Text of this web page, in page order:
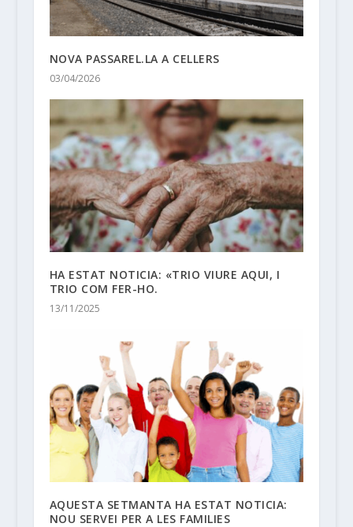
NOVA PASSAREL.LA A CELLERS
03/04/2026
HA ESTAT NOTICIA: «TRIO VIURE AQUI, I
TRIO COM FER-HO.
13/11/2025
AQUESTA SETMANTA HA ESTAT NOTICIA:
NOU SERVEI PER A LES FAMILIES